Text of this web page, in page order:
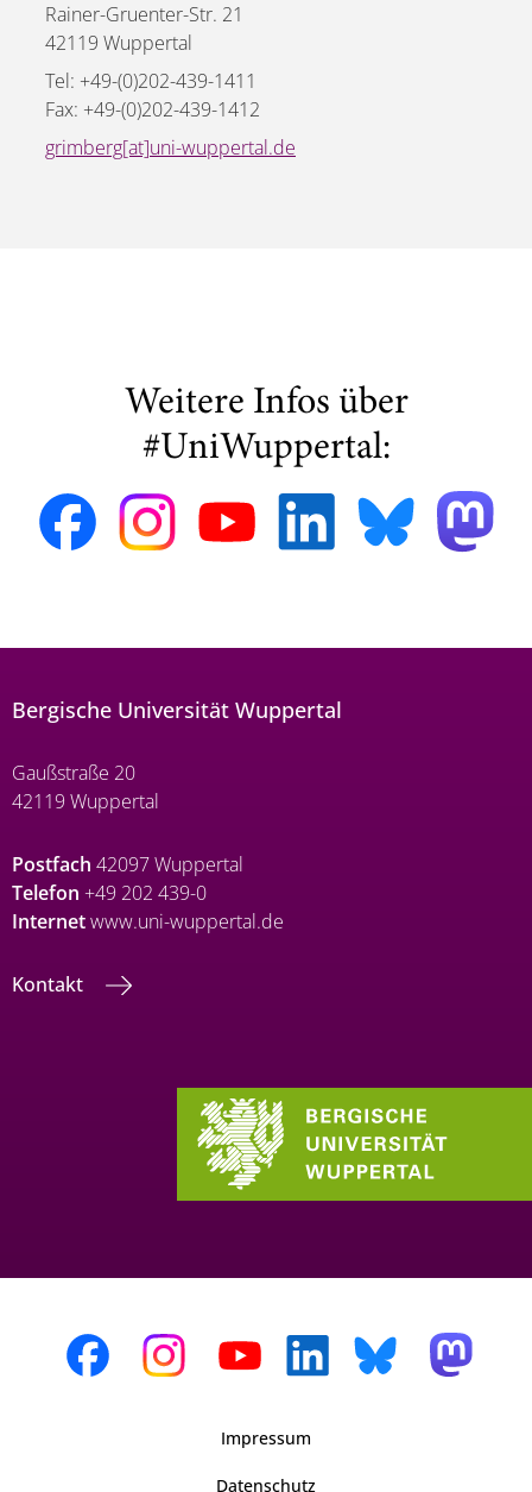
Rainer-Gruenter-Str. 21
42119 Wuppertal
Tel: +49-(0)202-439-1411
Fax: +49-(0)202-439-1412
grimberg[at]uni-wuppertal.de
Weitere Infos über
#UniWuppertal:
Bergische Universität Wuppertal
Gaußstraße 20
42119 Wuppertal
Postfach 42097 Wuppertal
Telefon +49 202 439-0
Internetwww.uni-wuppertal.de
Kontakt
Impressum
Datenschutz